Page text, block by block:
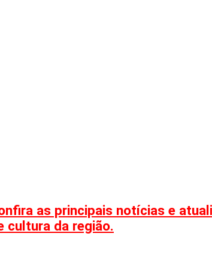
as principais notícias e
cultura da região.